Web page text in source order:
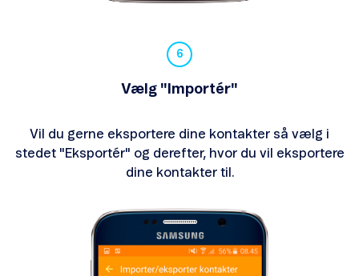
Vælg "Importér"
Vil du gerne eksportere dine kontakter så vælg i
stedet "Eksportér" og derefter, hvor du vil eksportere
dine kontakter til.